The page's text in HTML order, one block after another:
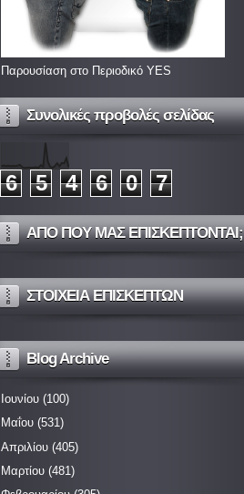
Παρουσίαση στο Περιοδικό YES
Συνολικές προβολές σελίδας
6 5 4 6 0 7
ΑΠΟ ΠΟΥ ΜΑΣ ΕΠΙΣΚΕΠΤΟΝΤΑΙ;
ΣΤΟΙΧΕΙΑ ΕΠΙΣΚΕΠΤΩΝ
Blog Archive
Ιουνίου (100)
Μαΐου (531)
Απριλίου (405)
Μαρτίου (481)